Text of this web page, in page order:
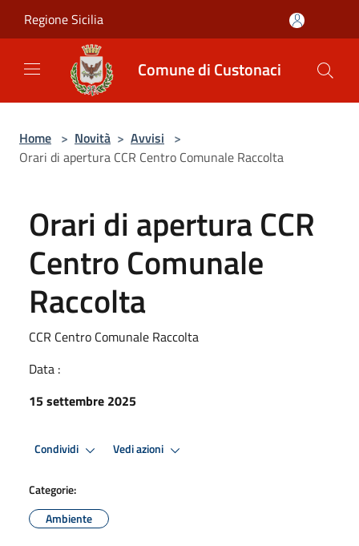
Regione Sicilia
Comune di Custonaci
Home > Novità > Avvisi >
Orari di apertura CCR Centro Comunale Raccolta
Orari di apertura CCR
Centro Comunale
Raccolta
CCR Centro Comunale Raccolta
Data :
15 settembre 2025
Condividi Vedi azioni
Categorie:
Ambiente